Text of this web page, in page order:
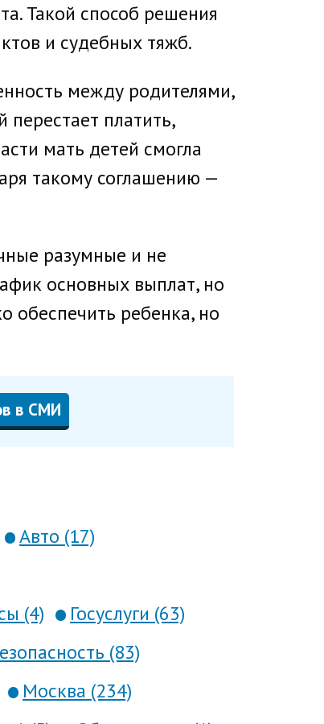
Такой способ решения
и судебных тяжб.
между родителями,
перестает платить,
мать детей смогла
такому соглашению —
разумные и не
основных выплат, но
обеспечить ребенка, но
в СМИ
Авто (17)
(4)
Госуслуги (63)
(83)
Москва (234)